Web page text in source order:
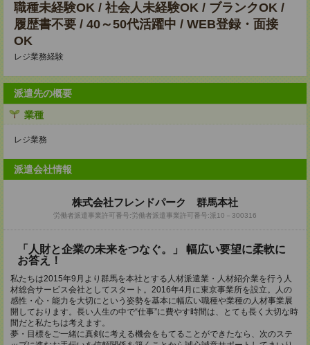
職種未経験OK / 社会人未経験OK / ブランクOK /
履歴書不要 / 40～50代活躍中 / WEB登録・面接
OK
レジ業務経験
派遣先の概要
業種
レジ業務
派遣会社情報
株式会社フレンドパーク 群馬本社
労働者派遣事業許可番号:労働者派遣事業許可番号:派10－300316
「人財と企業の未来をつなぐ。」 幅広い要望に柔軟に
お答え！
私たちは2015年9月より群馬を本社とする人材派遣業・人材紹介業を行う人
材総合サービス会社としてスタート。2016年4月に東京事業所を設立。人の
感性・心・能力を大切にという姿勢を基本に幅広い職種や業種の人材事業展
開しております。長い人生の中で“仕事”に費やす時間は、とても長く大切な時
間だと私たちは考えます。
夢・目標をご一緒に真剣に考える機会をもてることができたなら、次のステ